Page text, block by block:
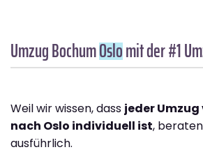
Umzug BochumOslomit der #1
Weil wir wissen, dass jeder
nach Oslo individuell ist,
ausführlich.